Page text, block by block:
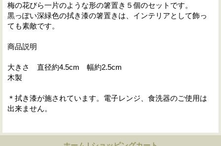
梅の花びら一片のような形の箸置き５個のセットです。
黒っぽい深緑色の拭き漆の箸置きは、インテリアとして飾っ
ても素敵です。
商品説明
大きさ 直径約4.5cm 幅約2.5cm
木製
＊拭き漆が施されています。電子レンジ、食洗器のご使用は
出来ません。